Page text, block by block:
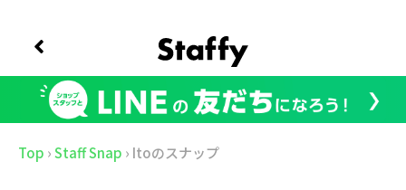
Top ›Staff Snap › Itoのスナップ